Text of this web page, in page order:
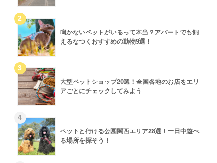
鳴かないペットがいるって本当？アパートでも飼
えるなつくおすすめの動物9選！
大型ペットショップ20選！全国各地のお店をエリ
アごとにチェックしてみよう
ペットと行ける公園関西エリア28選！一日中遊べ
る場所を探そう！